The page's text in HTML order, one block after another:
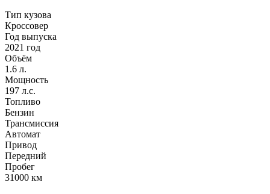
Тип кузова
Кроссовер
Год выпуска
2021 год
Объём
1.6 л.
Мощность
197 л.с.
Топливо
Бензин
Трансмиссия
Автомат
Привод
Передний
Пробег
31000 км